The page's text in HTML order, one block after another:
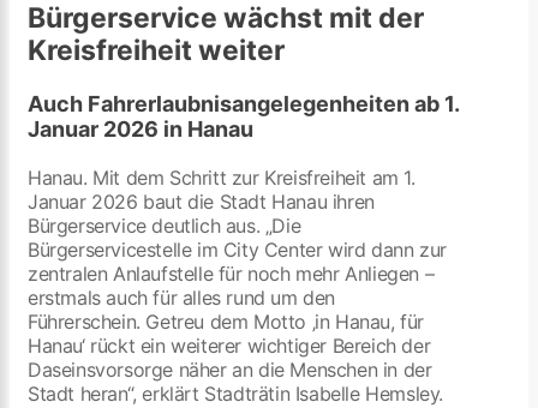
Bürgerservice wächst mit der
Kreisfreiheit weiter
Auch Fahrerlaubnisangelegenheiten ab 1.
Januar 2026 in Hanau
Hanau. Mit dem Schritt zur Kreisfreiheit am 1.
Januar 2026 baut die Stadt Hanau ihren
Bürgerservice deutlich aus. „Die
Bürgerservicestelle im City Center wird dann zur
zentralen Anlaufstelle für noch mehr Anliegen –
erstmals auch für alles rund um den
Führerschein. Getreu dem Motto ‚in Hanau, für
Hanau‘ rückt ein weiterer wichtiger Bereich der
Daseinsvorsorge näher an die Menschen in der
Stadt heran“, erklärt Stadträtin Isabelle Hemsley.